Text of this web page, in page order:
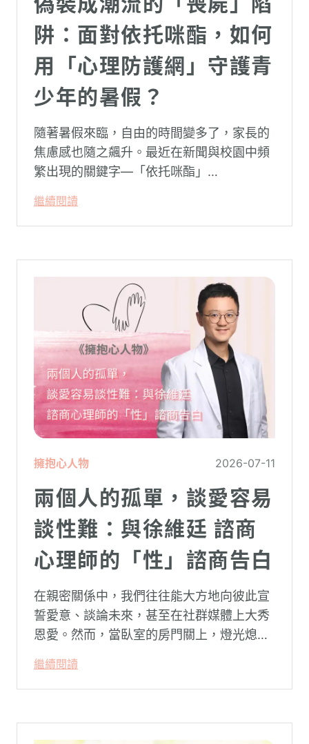
阱：面對依托咪酯，如何
用「心理防護網」守護青
少年的暑假？
隨著暑假來臨，自由的時間變多了，家長的
焦慮感也隨之飆升。最近在新聞與校園中頻
繁出現的關鍵字—「依托咪酯」
父母心中最深沉的恐懼。
繼續閱讀
擁抱心人物 2026-07-11
兩個人的孤單，談愛容易
談性難：與徐維廷 諮商
心理師的「性」諮商告白
在親密關係中，我們往往能大方地向彼此宣
誓愛意、談論未來，甚至在社群媒體上大秀
恩愛。然而，當臥室的房門關上，燈光熄
而成了最難開口的禁忌。
繼續閱讀